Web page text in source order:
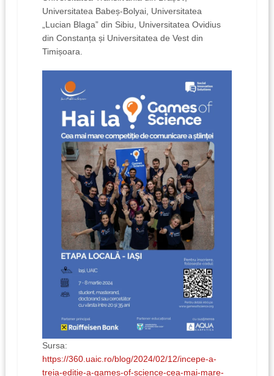
Universitatea Babeș-Bolyai, Universitatea
„Lucian Blaga” din Sibiu, Universitatea Ovidius
din Constanța și Universitatea de Vest din
Timișoara.
Sursa:
https://360.uaic.ro/blog/2024/02/12/incepe-a-
treia-editie-a-games-of-science-cea-mai-mare-